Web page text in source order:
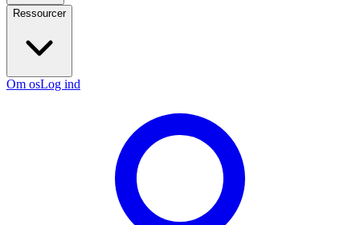
Ressourcer
Om osLog ind